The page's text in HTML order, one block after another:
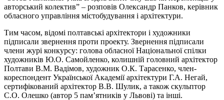
авторський колектив” – розповів Олександр Панков, керівник
обласного управління містобудування і архітектури.
Тим часом, відомі полтавські архітектори і художники
підписали звернення проти проекту. Звернення підписали
члени журі конкурсу: голова обласної Національної спілки
художників Ю.О. Самойленко, колишній головний архітектор
Полтави В.М. Вадімов, художник О.К. Тарасенко, член-
кореспондент Української Академії архітектури Г.А. Негай,
сертифікований архітектор В.В. Шулик, а також скульптор
С.О. Олешко (автор 5 пам’ятників у Львові) та інші.